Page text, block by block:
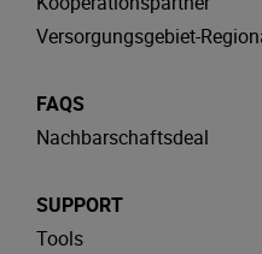
Versorgungsgebiet-
FAQS
Nachbarschaftsdeal
SUPPORT
Tools